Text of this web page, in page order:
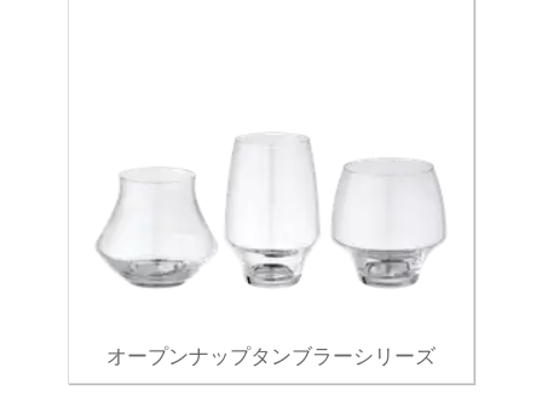
オープンナップタンブラーシリーズ